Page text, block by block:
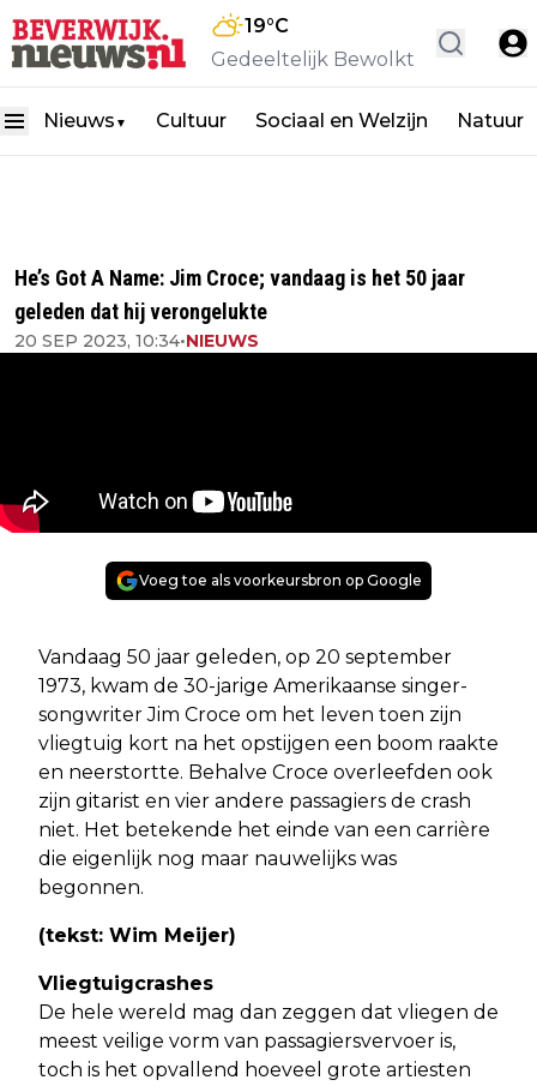
19°C
Gedeeltelijk Bewolkt
Nieuws ▼ Cultuur Sociaal en Welzijn Natuur
He’s Got A Name: Jim Croce; vandaag is het 50 jaar
geleden dat hij verongelukte
20 SEP 2023, 10:34•NIEUWS
Voeg toe als voorkeursbron op Google
Vandaag 50 jaar geleden, op 20 september
1973, kwam de 30-jarige Amerikaanse singer-
songwriter Jim Croce om het leven toen zijn
vliegtuig kort na het opstijgen een boom raakte
en neerstortte. Behalve Croce overleefden ook
zijn gitarist en vier andere passagiers de crash
niet. Het betekende het einde van een carrière
die eigenlijk nog maar nauwelijks was
begonnen.
(tekst: Wim Meijer)
Vliegtuigcrashes
De hele wereld mag dan zeggen dat vliegen de
meest veilige vorm van passagiersvervoer is,
toch is het opvallend hoeveel grote artiesten